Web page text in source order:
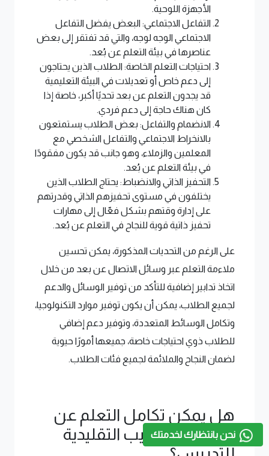
نحن بانتظارك لخدمتك
الأجهزة اللوحية.
التفاعل الاجتماعي: البعض يفضل التفاعل
الاجتماعي الوجه لوجه، والتي قد تفتقر إلى بعض
عناصرها في بيئة التعلم عن بُعد.
احتياجات التعلم الخاصة: الطلاب الذين يحتاجون
إلى دعم خاص أو تعديلات في البيئة التعليمية
قد يجدون التعلم عن بعد تحديًا أكبر، خاصة إذا
كان هناك حاجة إلى دعم فردي.
الانضمام والتفاعل: بعض الطلاب يستمتعون
بالانخراط الاجتماعي والتفاعل الشخصي مع
المعلمين والزملاء، وهو جانب قد يكون مفقودًا
في بيئة التعلم عن بُعد.
التحفيز الذاتي والانضباط: يحتاج الطلاب الذين
يختلفون في مستوى تحفيزهم الذاتي وقدرتهم
على إدارة وقتهم بشكل فعّال إلى مهارات
تحفيز ذاتية قوية للنجاح في التعلم عن بُعد.
على الرغم من التحديات المذكورة، يمكن تحسين
ملاءمة التعلم عبر وسائل الاتصال عن بعد من خلال
اتخاذ تدابير إضافية للتأكد من توفير الوسائل والدعم
لجميع الطلاب، يمكن أن يكون توفير موارد التكنولوجيا،
وتكامل الوسائط المتعددة، وتوفير دعم إضافي
للطلاب ذوي احتياجات خاصة، جميعها أمورًا حيوية
لضمان النجاح والملائمة لجميع فئات الطلاب.
هل يمكن تكامل التعلم عن
بعد مع الأساليب التقليدية